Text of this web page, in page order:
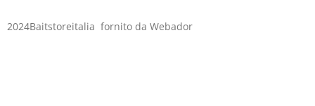
2024Baitstoreitalia fornito da Webador